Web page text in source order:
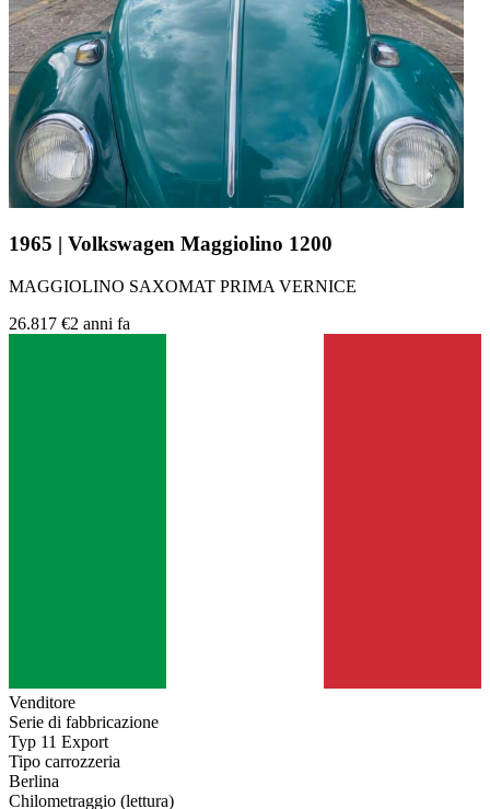
1965 | Volkswagen Maggiolino 1200
MAGGIOLINO SAXOMAT PRIMA VERNICE
26.817 €2 anni fa
Venditore
Serie di fabbricazione
Typ 11 Export
Tipo carrozzeria
Berlina
Chilometraggio (lettura)